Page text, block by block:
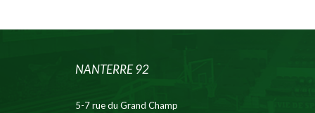
NANTERRE 92
5-7 rue du Grand Champ